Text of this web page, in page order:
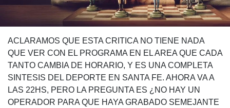
ACLARAMOS QUE ESTA CRITICA NO TIENE NADA
QUE VER CON EL PROGRAMA EN EL AREA QUE CADA
TANTO CAMBIA DE HORARIO, Y ES UNA COMPLETA
SINTESIS DEL DEPORTE EN SANTA FE. AHORA VA A
LAS 22HS, PERO LA PREGUNTA ES ¿NO HAY UN
OPERADOR PARA QUE HAYA GRABADO SEMEJANTE